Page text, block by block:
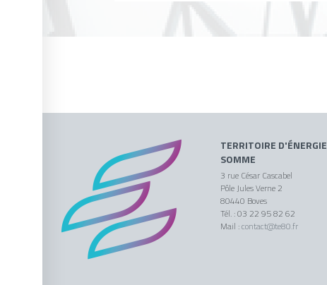
TERRITOIRE D'ÉNERGIE
SOMME
3 rue César Cascabel
Pôle Jules Verne 2
80440 Boves
Tél. : 03 22 95 82 62
Mail :contact@te80.fr